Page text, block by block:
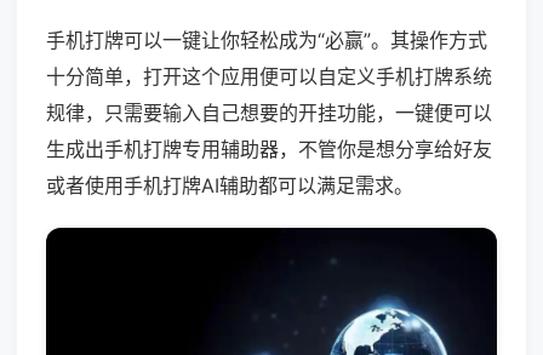
手机打牌可以一键让你轻松成为“必赢”。其操作方式
十分简单，打开这个应用便可以自定义手机打牌系统
规律，只需要输入自己想要的开挂功能，一键便可以
生成出手机打牌专用辅助器，不管你是想分享给好友
或者使用手机打牌AI辅助都可以满足需求。